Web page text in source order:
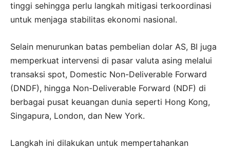
tinggi sehingga perlu langkah mitigasi terkoordinasi
untuk menjaga stabilitas ekonomi nasional.
Selain menurunkan batas pembelian dolar AS, BI juga
memperkuat intervensi di pasar valuta asing melalui
transaksi spot, Domestic Non-Deliverable Forward
(DNDF), hingga Non-Deliverable Forward (NDF) di
berbagai pusat keuangan dunia seperti Hong Kong,
Singapura, London, dan New York.
Langkah ini dilakukan untuk mempertahankan